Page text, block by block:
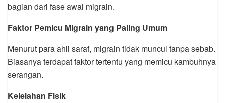
bagian dari fase awal migrain.
Faktor Pemicu Migrain yang Paling Umum
Menurut para ahli saraf, migrain tidak muncul tanpa sebab.
Biasanya terdapat faktor tertentu yang memicu kambuhnya
serangan.
Kelelahan Fisik